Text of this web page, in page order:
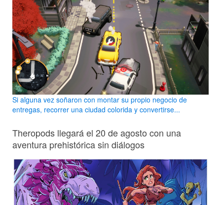
Si alguna vez soñaron con montar su propio negocio de
entregas, recorrer una ciudad colorida y convertirse...
Theropods llegará el 20 de agosto con una
aventura prehistórica sin diálogos